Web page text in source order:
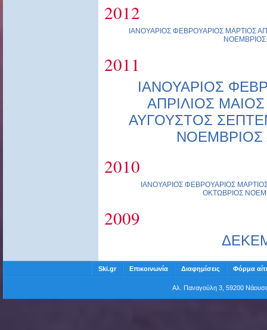
2012
ΙΑΝΟΥΑΡΙΟΣ ΦΕΒΡΟΥΑΡΙΟΣ ΜΑΡΤΙΟΣ
ΝΟΕΜΒΡΙΟΣ
2011
ΙΑΝΟΥΑΡΙΟΣ
ΑΠΡΙΛΙΟΣ ΜΑΙΟΣ
ΑΥΓΟΥΣΤΟΣ
ΝΟΕΜΒΡΙΟΣ
2010
ΙΑΝΟΥΑΡΙΟΣ ΦΕΒΡΟΥΑΡΙΟΣ
ΟΚΤΩΒΡΙΟΣ
2009
Ski.gr Επικοινωνία Διαφημίσεις Φόρμα
Αλ. Παναγούλη 3, 59200